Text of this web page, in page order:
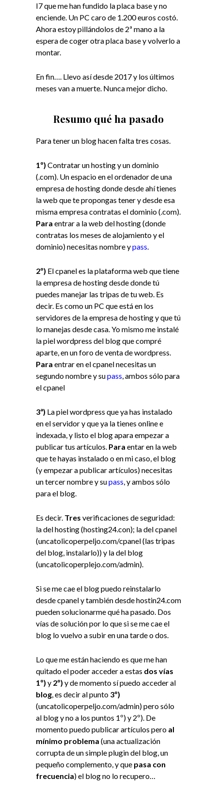
I7 que me han fundido la placa base y no
enciende. Un PC caro de 1.200 euros costó.
Ahora estoy pillándolos de 2ª mano a la
espera de coger otra placa base y volverlo a
montar.
En fin…. Llevo así desde 2017 y los últimos
meses van a muerte. Nunca mejor dicho.
Resumo qué ha pasado
Para tener un blog hacen falta tres cosas.
1º) Contratar un hosting y un dominio
(.com). Un espacio en el ordenador de una
empresa de hosting donde desde ahí tienes
la web que te propongas tener y desde esa
misma empresa contratas el dominio (.com).
Para entrar a la web del hosting (donde
contratas los meses de alojamiento y el
dominio) necesitas nombre ypass.
2º) El cpanel es la plataforma web que tiene
la empresa de hosting desde donde tú
puedes manejar las tripas de tu web. Es
decir. Es como un PC que está en los
servidores de la empresa de hosting y que tú
lo manejas desde casa. Yo mismo me instalé
la piel wordpress del blog que compré
aparte, en un foro de venta de wordpress.
Para entrar en el cpanel necesitas un
segundo nombre y supass, ambos sólo para
el cpanel
3ª) La piel wordpress que ya has instalado
en el servidor y que ya la tienes online e
indexada, y listo el blog apara empezar a
publicar tus artículos. Para entar en la web
que te hayas instalado o en mi caso, el blog
(y empezar a publicar artículos) necesitas
un tercer nombre y supass, y ambos sólo
para el blog.
Es decir. Tres verificaciones de seguridad:
la del hosting (hosting24.con); la del cpanel
(uncatolicoperpeljo.com/cpanel (las tripas
del blog, instalarlo)) y la del blog
(uncatolicoperplejo.com/admin).
Si se me cae el blog puedo reinstalarlo
desde cpanel y también desde hostin24.com
pueden solucionarme qué ha pasado. Dos
vías de solución por lo que si se me cae el
blog lo vuelvo a subir en una tarde o dos.
Lo que me están haciendo es que me han
quitado el poder acceder a estas dos vías
1º) y 2º) y de momento sí puedo acceder al
blog, es decir al punto 3º)
(uncatolicoperpeljo.com/admin) pero sólo
al blog y no a los puntos 1º) y 2º). De
momento puedo publicar artículos pero al
mínimo problema (una actualización
corrupta de un simple plugin del blog, un
pequeño complemento, y que pasa con
frecuencia) el blog no lo recupero…